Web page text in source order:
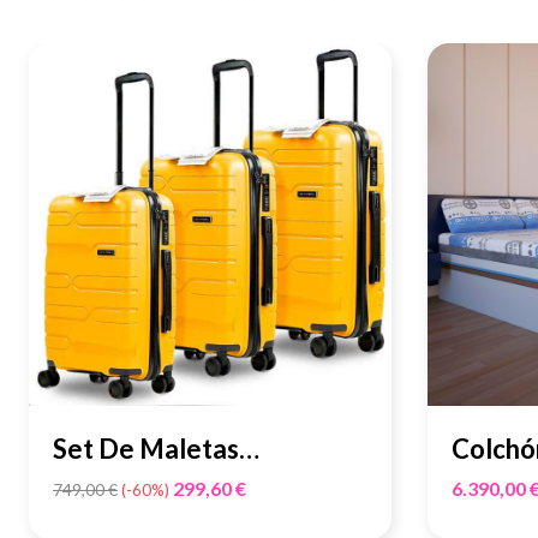
Set De Maletas
Ultraligeras Luxury -
Precio
749,00 € -60% 299,60 € 6.390,00